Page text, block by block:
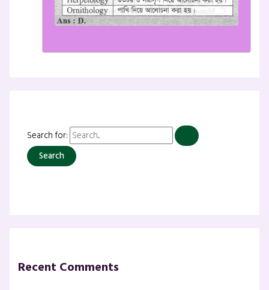
Search for:
Recent Comments